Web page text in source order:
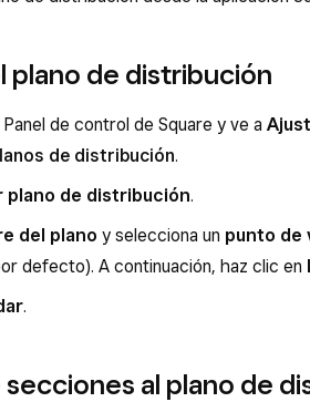
plano de distribución
de control de Square y ve a
de distribución.
plano de distribución.
del plano y selecciona un punto de
defecto). A continuación, haz clic en
.
secciones al plano de